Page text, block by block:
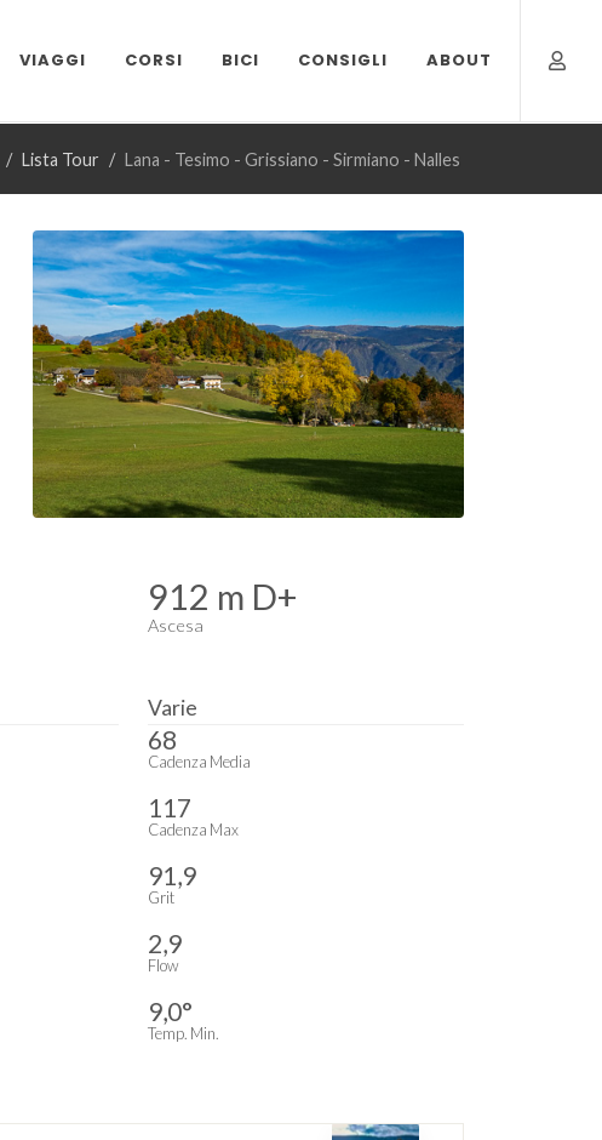
VIAGGI CORSI BICI CONSIGLI ABOUT
Lista Tour Lana - Tesimo - Grissiano - Sirmiano - Nalles
912 m D+
Ascesa
Varie
68
Cadenza Media
117
Cadenza Max
91,9
Grit
2,9
Flow
9,0°
Temp. Min.